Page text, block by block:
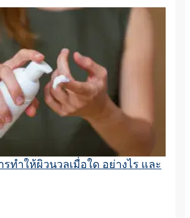
ทำให้ผิวนวลเมื่อใด อย่างไร และ